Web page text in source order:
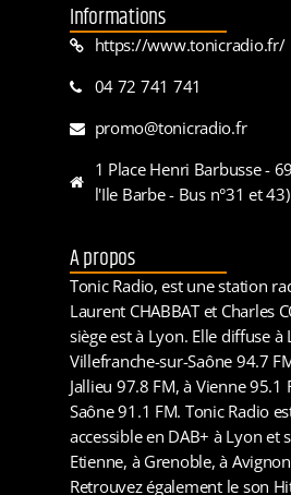
Informations
https://www.tonicradio.fr/
04 72 741 741
promo@tonicradio.fr
1 Place Henri Barbusse -
l'Ile Barbe - Bus n°31 et 43)
A propos
Tonic Radio, est une station
Laurent CHABBAT et Charles
siège est à Lyon. Elle diffuse à
Villefranche-sur-Saône 94.7
Jallieu 97.8 FM, à Vienne 95.1
Saône 91.1 FM. Tonic Radio
accessible en DAB+ à Lyon et
Etienne, à Grenoble, à
Retrouvez également le son